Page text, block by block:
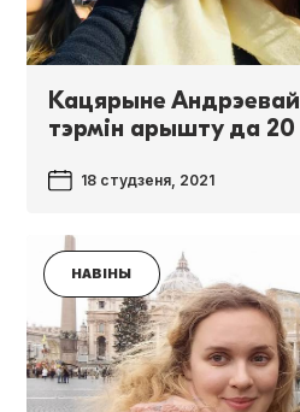
Кацярыне Андрэевай
тэрмін арышту да
18 студзеня, 2021
НАВІНЫ